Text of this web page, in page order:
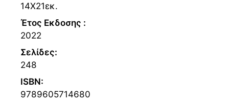
14Χ21εκ.
Έτος Εκδοσης :
2022
Σελίδες:
248
ISBN:
9789605714680